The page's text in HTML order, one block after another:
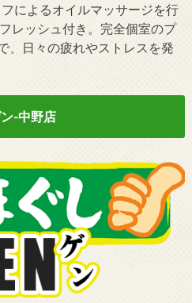
によるオイルマッサージを行
レッシュ付き。完全個室のプ
、日々の疲れやストレスを発
-中野店